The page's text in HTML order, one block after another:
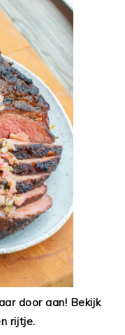
door aan! Bekijk
rijtje.